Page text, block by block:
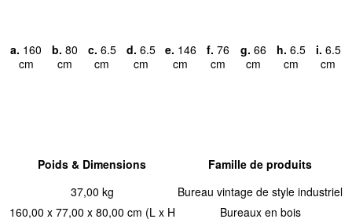
a. 160
cm
b. 80
cm
c. 6.5
cm
d. 6.5
cm
e. 146
cm
f. 76
cm
g. 66
cm
h. 6.5
cm
i. 6.5
cm
Poids & Dimensions
37,00 kg
160,00 x 77,00 x 80,00 cm (L x H
Famille de produits
Bureau vintage de style industriel
Bureaux en bois